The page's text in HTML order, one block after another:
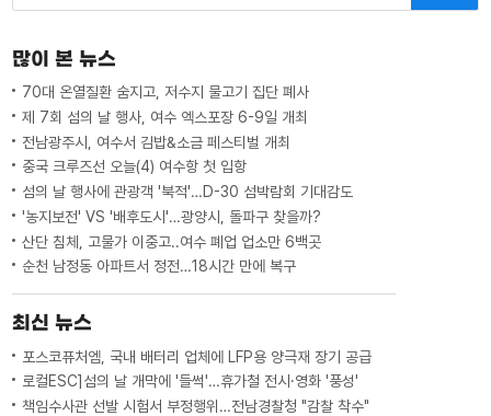
많이 본 뉴스
70대 온열질환 숨지고, 저수지 물고기 집단 폐사
제 7회 섬의 날 행사, 여수 엑스포장 6-9일 개최
전남광주시, 여수서 김밥&소금 페스티벌 개최
중국 크루즈선 오늘(4) 여수항 첫 입항
섬의 날 행사에 관광객 '북적'…D-30 섬박람회 기대감도
'농지보전' VS '배후도시'…광양시, 돌파구 찾을까?
산단 침체, 고물가 이중고..여수 폐업 업소만 6백곳
순천 남정동 아파트서 정전…18시간 만에 복구
최신 뉴스
포스코퓨처엠, 국내 배터리 업체에 LFP용 양극재 장기 공급
로컬ESC]섬의 날 개막에 '들썩'…휴가철 전시·영화 '풍성'
책임수사관 선발 시험서 부정행위…전남경찰청 "감찰 착수"